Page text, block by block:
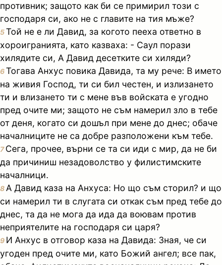
противник; защото как би се примирил този с
господаря си, ако не с главите на тия мъже?
5Той не е ли Давид, за когото пееха ответно в
хороигранията, като казваха: - Саул порази
хилядите си, А Давид десетките си хиляди?
6Тогава Анхус повика Давида, та му рече: В името
на живия Господ, ти си бил честен, и излизането
ти и влизането ти с мене във войската е угодно
пред очите ми; защото не съм намерил зло в тебе
от деня, когато си дошъл при мене до днес; обаче
началниците не са добре разположени към тебе.
7Сега, прочее, върни се та си иди с мир, да не би
да причиниш незадоволство у филистимските
началници.
8 А Давид каза на Анхуса: Но що съм сторил? и що
си намерил ти в слугата си откак съм пред тебе до
днес, та да не мога да ида да воювам против
неприятелите на господаря си царя?
9 И Анхус в отговор каза на Давида: Зная, че си
угоден пред очите ми, като Божий ангел; все пак,